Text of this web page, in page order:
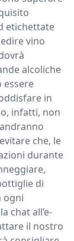
etichettate
vino
alcoliche
essere
in
infatti, non
che, le
durante
di
ogni
chat all’e-
il nostro